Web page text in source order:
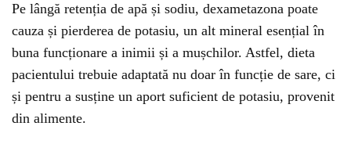
Pe lângă retenția de apă și sodiu, dexametazona poate
cauza și pierderea de potasiu, un alt mineral esențial în
buna funcționare a inimii și a mușchilor. Astfel, dieta
pacientului trebuie adaptată nu doar în funcție de sare, ci
și pentru a susține un aport suficient de potasiu, provenit
din alimente.